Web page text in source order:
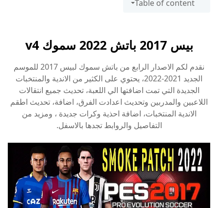
Table of content
بيس 2017 باتش 2022 سموك v4
نقدم لكم الاصدار الرابع من باتش سموك لبيس 2017 للموسم
الجديد 2021-2022، يحتوي على الكثير من الاندية والمنتخبات
الجديدة التي تمت اضافتها الي اللعبة، تحديث جميع انتقالات
اللاعبين والمدربين وتحديث اعدادت الفرق، اضافة، تحديث اطقم
الاندية المنتخبات، اضافة احذية وكرات جديدة ، ومزيد من
التفاصيل والروابط تجدها بالاسفل.